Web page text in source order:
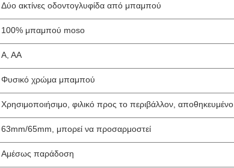
Δύο ακτίνες οδοντογλυφίδα από μπαμπού
100% μπαμπού moso
Α, ΑΑ
Φυσικό χρώμα μπαμπού
Χρησιμοποιήσιμο, φιλικό προς το περιβάλλον, αποθηκευμένο
63mm/65mm, μπορεί να προσαρμοστεί
Αμέσως παράδοση